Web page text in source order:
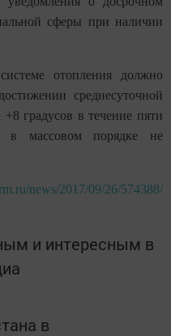
сферы при наличии
отопления должно
среднесуточной
градусов в течение пяти
в массовом порядке не
news/2017/09/26/574388/
и интересным в
в